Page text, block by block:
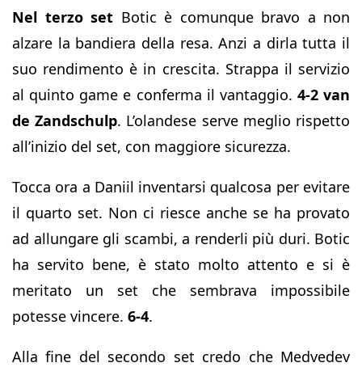
Nel terzo set Botic è comunque bravo a non
alzare la bandiera della resa. Anzi a dirla tutta il
suo rendimento è in crescita. Strappa il servizio
al quinto game e conferma il vantaggio. 4-2 van
de Zandschulp. L’olandese serve meglio rispetto
all’inizio del set, con maggiore sicurezza.
Tocca ora a Daniil inventarsi qualcosa per evitare
il quarto set. Non ci riesce anche se ha provato
ad allungare gli scambi, a renderli più duri. Botic
ha servito bene, è stato molto attento e si è
meritato un set che sembrava impossibile
potesse vincere. 6-4.
Alla fine del secondo set credo che Medvedev